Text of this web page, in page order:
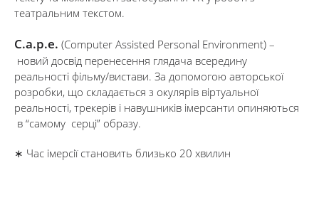
театральним текстом.
C.a.p.e. (Computer Assisted Personal Environment) –
новий досвід перенесення глядача всередину
реальності фільму/вистави. За допомогою авторської
розробки, що складається з окулярів віртуальної
реальності, трекерів і навушників імерсанти опиняються
в “самому серці” образу.
∗ Час імерсії становить близько 20 хвилин